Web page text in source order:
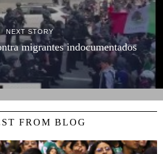
NEXT STORY
migrantes indocumentados
FROM BLOG